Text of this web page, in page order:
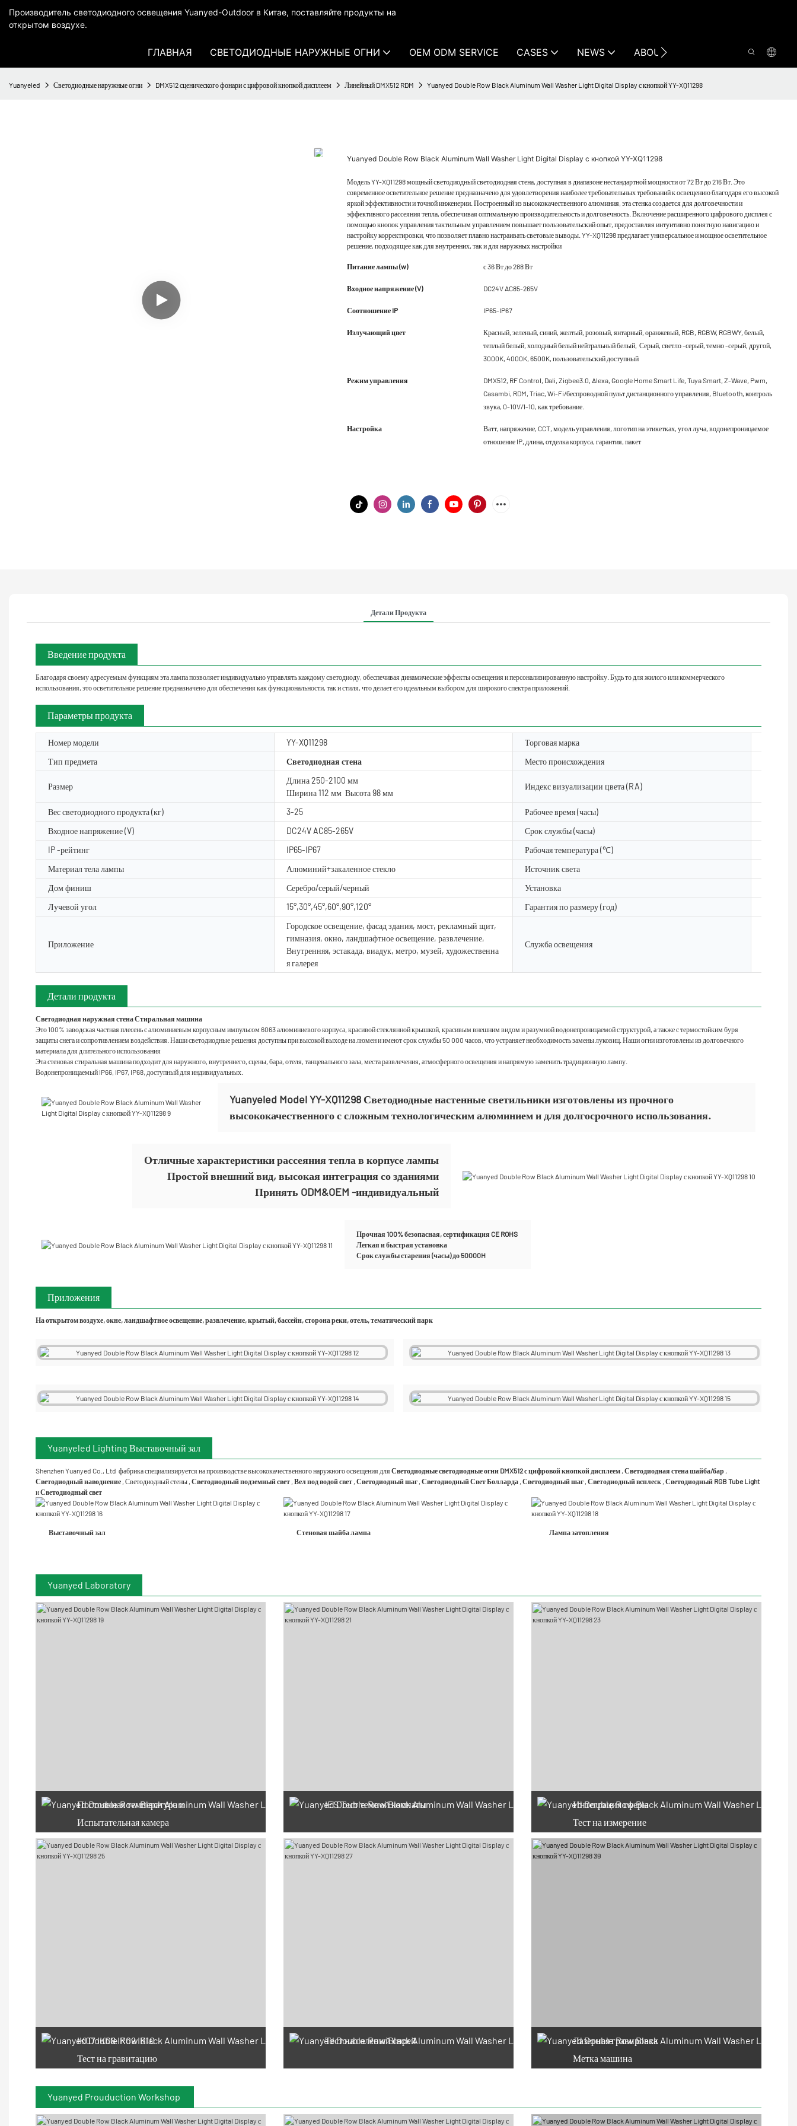
Производитель светодиодного освещения Yuanyed-Outdoor в Китае, поставляйте продукты на
открытом воздухе.
ГЛАВНАЯ СВЕТОДИОДНЫЕ НАРУЖНЫЕ ОГНИ OEM ODM SERVICE CASES NEWS ABOUT US CONTACT US
Yuanyeled Светодиодные наружные огни DMX512 сценического фонари с цифровой кнопкой дисплеем Линейный DMX512 RDM Yuanyed Double Row Black Aluminum Wall Washer Light Digital Display с кнопкой YY-XQ11298
Yuanyed Double Row Black Aluminum Wall Washer Light Digital Display с кнопкой YY-XQ11298
Модель YY-XQ11298 мощный светодиодный светодиодная стена, доступная в диапазоне нестандартной мощности от 72 Вт до 216 Вт. Это
современное осветительное решение предназначено для удовлетворения наиболее требовательных требований к освещению благодаря его высокой
яркой эффективности и точной инженерии. Построенный из высококачественного алюминия, эта стенка создается для долговечности и
эффективного рассеяния тепла, обеспечивая оптимальную производительность и долговечность. Включение расширенного цифрового дисплея с
помощью кнопок управления тактильным управлением повышает пользовательский опыт, предоставляя интуитивно понятную навигацию и
настройку корректировки, что позволяет плавно настраивать световые выводы. YY-XQ11298 предлагает универсальное и мощное осветительное
решение, подходящее как для внутренних, так и для наружных настройки
Питание лампы (w) с 36 Вт до 288 Вт
Входное напряжение (V) DC24V AC85-265V
Соотношение IP IP65-IP67
Излучающий цвет
Красный, зеленый, синий, желтый, розовый, янтарный, оранжевый, RGB, RGBW, RGBWY, белый,
теплый белый, холодный белый нейтральный белый, Серый, светло -серый, темно -серый, другой,
3000K, 4000K, 6500K, пользовательский доступный
Режим управления
DMX512, RF Control, Dali, Zigbee3.0, Alexa, Google Home Smart Life, Tuya Smart, Z-Wave, Pwm,
Casambi, RDM, Triac, Wi-Fi/беспроводной пульт дистанционного управления, Bluetooth, контроль
звука, 0-10V/1-10, как требование.
Настройка
Ватт, напряжение, CCT, модель управления, логотип на этикетках, угол луча, водонепроницаемое
отношение IP, длина, отделка корпуса, гарантия, пакет
Детали Продукта
Введение продукта
Благодаря своему адресуемым функциям эта лампа позволяет индивидуально управлять каждому светодиоду, обеспечивая динамические эффекты освещения и персонализированную настройку. Будь то для жилого или коммерческого
использования, это осветительное решение предназначено для обеспечения как функциональности, так и стиля, что делает его идеальным выбором для широкого спектра приложений.
Параметры продукта
Номер модели YY-XQ11298 Торговая марка
Тип предмета
Светодиодная стена Место происхождения
Размер
Длина 250-2100 мм
Ширина 112 мм Высота 98 мм
Индекс визуализации цвета (RA)
Вес светодиодного продукта (кг) 3-25 Рабочее время (часы)
Входное напряжение (V)
DC24V AC85-265V Срок службы (часы)
IP -рейтинг
IP65-IP67 Рабочая температура (℃)
Материал тела лампы
Алюминий+закаленное стекло Источник света
Дом финиш
Серебро/серый/черный Установка
Лучевой угол
15°,30°,45°,60°,90°,120° Гарантия по размеру (год)
Приложение
Городское освещение, фасад здания, мост, рекламный щит,
гимназия, окно, ландшафтное освещение, развлечение,
Внутренняя, эстакада, виадук, метро, ​​музей, художественна
я галерея
Служба освещения
Детали продукта
Светодиодная наружная стена Стиральная машина
Это 100% заводская частная плесень с алюминиевым корпусным импульсом 6063 алюминиевого корпуса, красивой стеклянной крышкой, красивым внешним видом и разумной водонепроницаемой структурой, а также с термостойким буря
защиты снега и сопротивлением воздействия. Наши светодиодные решения доступны при высокой выходе на люмен и имеют срок службы 50 000 часов, что устраняет необходимость замены луковиц. Наши огни изготовлены из долговечного
материала для длительного использования
Эта стеновая стиральная машина подходит для наружного, внутреннего, сцены, бара, отеля, танцевального зала, места развлечения, атмосферного освещения и напрямую заменить традиционную лампу.
Водонепроницаемый IP66, IP67, IP68, доступный для индивидуальных.
Yuanyeled Model YY-XQ11298 Светодиодные настенные светильники изготовлены из прочного
высококачественного с сложным технологическим алюминием и для долгосрочного использования.
Отличные характеристики рассеяния тепла в корпусе лампы
Простой внешний вид, высокая интеграция со зданиями
Принять ODM&OEM -индивидуальный
Прочная 100% безопасная, сертификация CE ROHS
Легкая и быстрая установка
Срок службы старения (часы) до 50000H
Приложения
На открытом воздухе, окне, ландшафтное освещение, развлечение, крытый, бассейн, сторона реки, отель, тематический парк
Yuanyeled Lighting Выставочный зал
Shenzhen Yuanyed Co., Ltd фабрика специализируется на производстве высококачественного наружного освещения для Светодиодные светодиодные огни DMX512 с цифровой кнопкой дисплеем Светодиодная стена шайба/бар
Светодиодный наводнение Светодиодный стены Светодиодный подземный свет Вел под водойсвет Светодиодный шаг Светодиодный Свет Болларда Светодиодный шаг Светодиодный всплеск Светодиодный RGB Tube Light
иСветодиодный свет
Выставочный зал Стеновая шайба лампа Лампа затопления
Yuanyed Laboratory
Постоянная температура и
Испытательная камера
IES Тест темной комнаты
Интеграция сферы
Тест на измерение
66 доступных купонов
IK07 IK08 IK09 IK10
Тест на гравитацию
Тест на соленый спрей
Лазерная гравировка
Метка машина
Yuanyed Prouduction Workshop